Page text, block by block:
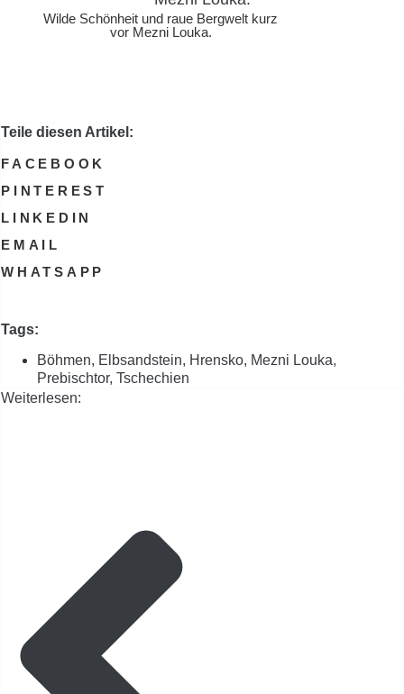
Wilde Schönheit und raue Bergwelt kurz
vor Mezni Louka.
Teile diesen Artikel:
FACEBOOK
PINTEREST
LINKEDIN
EMAIL
WHATSAPP
Tags:
Böhmen, Elbsandstein, Hrensko, Mezni Louka,
Prebischtor, Tschechien
Weiterlesen: